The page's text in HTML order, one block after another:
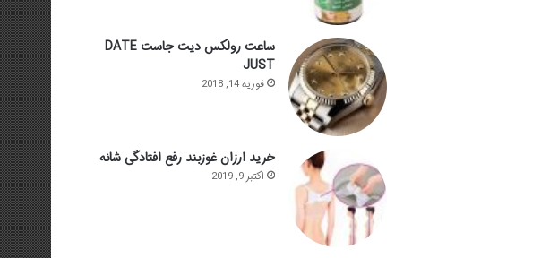
ساعت رولکس دیت جاست DATE
JUST
فوریه 14, 2018
خرید ارزان غوزبند رفع افتادگی شانه
اکتبر 9, 2019